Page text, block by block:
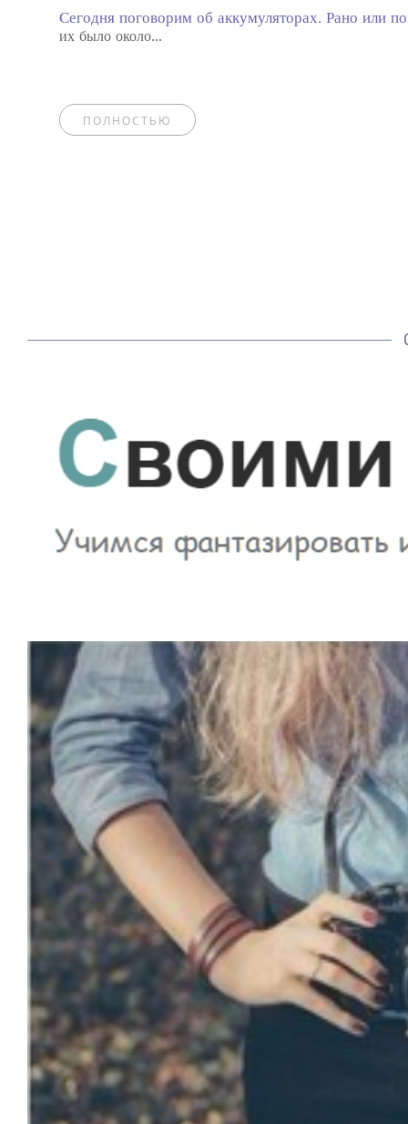
Сегодня поговорим об аккумуляторах. Рано или
их было около...
ПОЛНОСТЬЮ